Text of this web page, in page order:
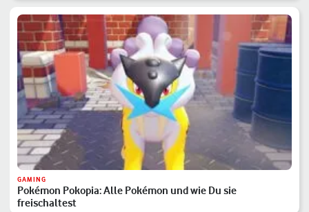
GAMING
Pokémon Pokopia: Alle Pokémon und wie Du sie
freischaltest